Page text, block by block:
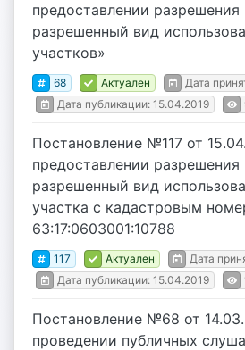
предоставлении разрешения
разрешенный вид
участков»
68 Актуален
Дата
Дата публикации: 15.04.2019
Постановление №117 от
предоставлении разрешения
разрешенный вид
участка с кадастровым
63:17:0603001:10788
117 Актуален
Дата
Дата публикации: 15.04.2019
Постановление №68 от
проведении публичных